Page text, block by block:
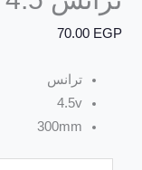
70.00 EGP
ترانس
4.5v
300mm